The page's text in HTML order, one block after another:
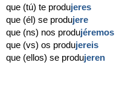
que (tú) te produjeres
que (él) se produjere
que (ns) nos produjéremos
que (vs) os produjereis
que (ellos) se produjeren